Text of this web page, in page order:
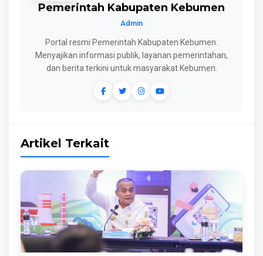
Pemerintah Kabupaten Kebumen
Admin
Portal resmi Pemerintah Kabupaten Kebumen.
Menyajikan informasi publik, layanan pemerintahan,
dan berita terkini untuk masyarakat Kebumen.
Artikel Terkait